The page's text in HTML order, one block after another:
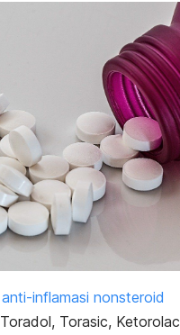
anti-inflamasi nonsteroid
Toradol, Torasic, Ketorolac